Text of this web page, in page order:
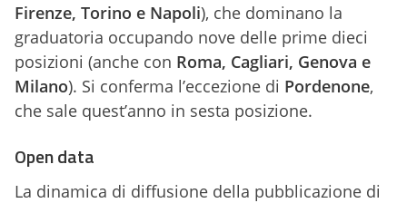
Firenze, Torino e Napoli), che dominano la
graduatoria occupando nove delle prime dieci
posizioni (anche con Roma, Cagliari, Genova e
Milano). Si conferma l’eccezione di Pordenone,
che sale quest’anno in sesta posizione.
Open data
La dinamica di diffusione della pubblicazione di